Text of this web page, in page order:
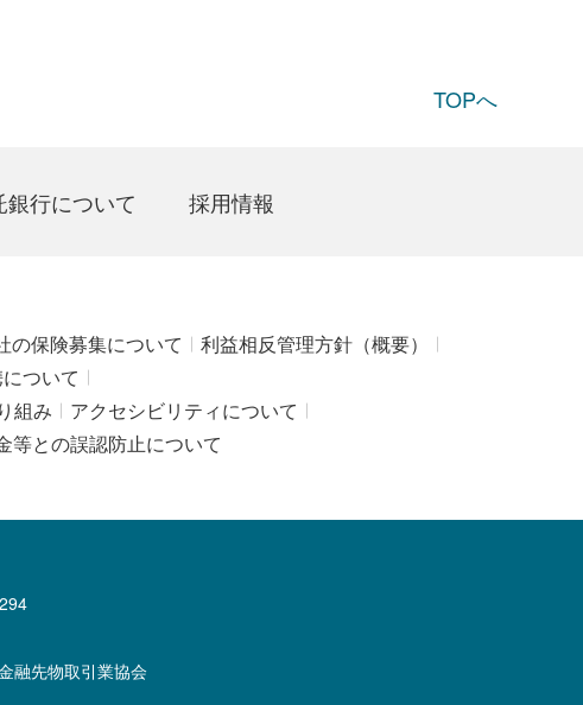
TOPへ
行について 採用情報
の保険募集について
利益相反管理方針（概要）
ついて
組み
アクセシビリティについて
等との誤認防止について
融先物取引業協会